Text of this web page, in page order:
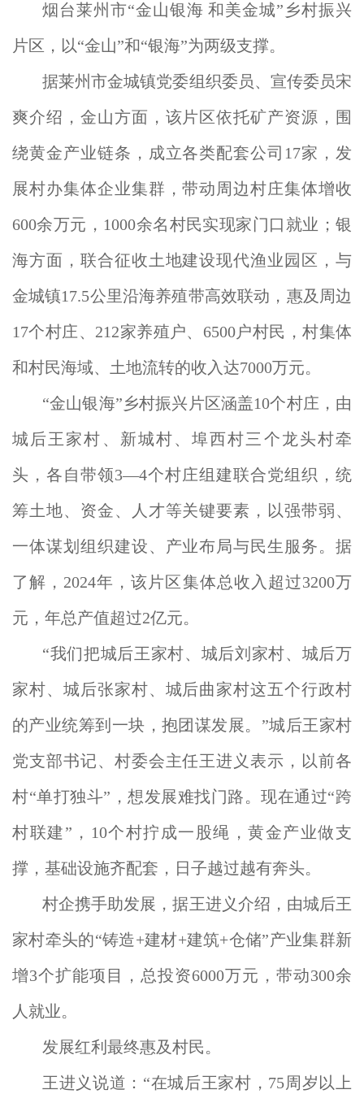
烟台莱州市“金山银海 和美金城”乡村振兴
片区，以“金山”和“银海”为两级支撑。
据莱州市金城镇党委组织委员、宣传委员宋
爽介绍，金山方面，该片区依托矿产资源，围
绕黄金产业链条，成立各类配套公司17家，发
展村办集体企业集群，带动周边村庄集体增收
600余万元，1000余名村民实现家门口就业；银
海方面，联合征收土地建设现代渔业园区，与
金城镇17.5公里沿海养殖带高效联动，惠及周边
17个村庄、212家养殖户、6500户村民，村集体
和村民海域、土地流转的收入达7000万元。
“金山银海”乡村振兴片区涵盖10个村庄，由
城后王家村、新城村、埠西村三个龙头村牵
头，各自带领3—4个村庄组建联合党组织，统
筹土地、资金、人才等关键要素，以强带弱、
一体谋划组织建设、产业布局与民生服务。据
了解，2024年，该片区集体总收入超过3200万
元，年总产值超过2亿元。
“我们把城后王家村、城后刘家村、城后万
家村、城后张家村、城后曲家村这五个行政村
的产业统筹到一块，抱团谋发展。”城后王家村
党支部书记、村委会主任王进义表示，以前各
村“单打独斗”，想发展难找门路。现在通过“跨
村联建”，10个村拧成一股绳，黄金产业做支
撑，基础设施齐配套，日子越过越有奔头。
村企携手助发展，据王进义介绍，由城后王
家村牵头的“铸造+建材+建筑+仓储”产业集群新
增3个扩能项目，总投资6000万元，带动300余
人就业。
发展红利最终惠及村民。
王进义说道：“在城后王家村，75周岁以上